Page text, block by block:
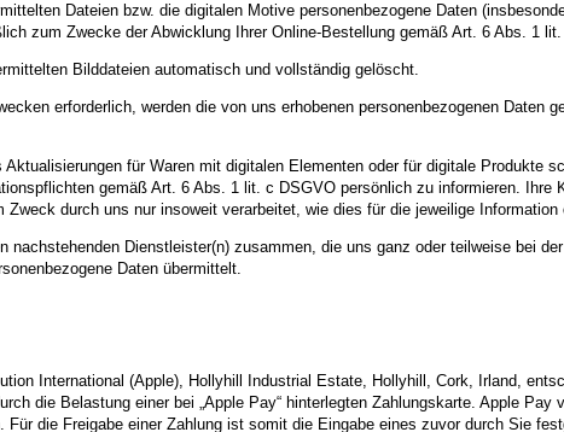
Dateien bzw. die digitalen Motive personenbezogene Daten
zum Zwecke der Abwicklung Ihrer Online-Bestellung gemäß Art. 6 Abs. 1
Bilddateien automatisch und vollständig gelöscht.
erforderlich, werden die von uns erhobenen personenbezogenen
für Waren mit digitalen Elementen oder für digitale Produkte
gemäß Art. 6 Abs. 1 lit. c DSGVO persönlich zu informieren. Ihre
durch uns nur insoweit verarbeitet, wie dies für die jeweilige Information
Dienstleister(n) zusammen, die uns ganz oder teilweise bei
Daten übermittelt.
International (Apple), Hollyhill Industrial Estate, Hollyhill, Cork, Irland,
die Belastung einer bei „Apple Pay“ hinterlegten Zahlungskarte. Apple
die Freigabe einer Zahlung ist somit die Eingabe eines zuvor durch Sie